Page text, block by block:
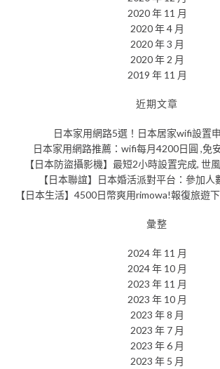
2020 年 11 月
2020 年 4 月
2020 年 3 月
2020 年 2 月
2019 年 11 月
近期文章
日本家用網路5選！日本居家wifi設置
日本家用網路推薦：wifi每月4200日圓 ,免
【日本防盜攝影機】最短2小時設置完成, 世
【日本聯誼】日本婚活派對平台：參加人
【日本生活】4500日幣爽用rimowa!報復旅遊
彙整
2024 年 11 月
2024 年 10 月
2023 年 11 月
2023 年 10 月
2023 年 8 月
2023 年 7 月
2023 年 6 月
2023 年 5 月